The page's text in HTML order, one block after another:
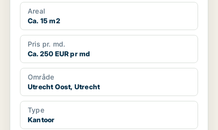
Areal
Ca. 15 m2
Pris pr. md.
Ca. 250 EUR pr md
Område
Utrecht Oost, Utrecht
Type
Kantoor